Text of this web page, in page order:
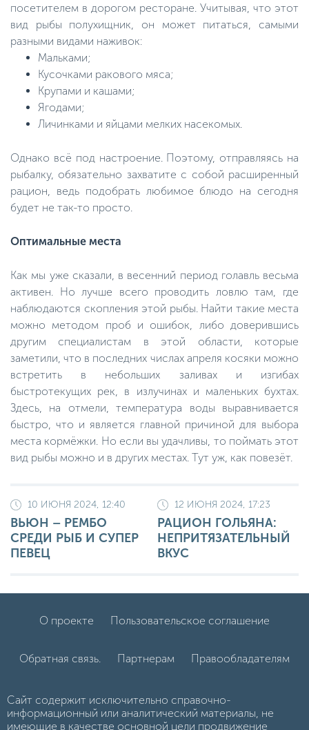
посетителем в дорогом ресторане. Учитывая, что этот
вид рыбы полухищник, он может питаться, самыми
разными видами наживок:
Мальками;
Кусочками ракового мяса;
Крупами и кашами;
Ягодами;
Личинками и яйцами мелких насекомых.
Однако всё под настроение. Поэтому, отправляясь на
рыбалку, обязательно захватите с собой расширенный
рацион, ведь подобрать любимое блюдо на сегодня
будет не так-то просто.
Оптимальные места
Как мы уже сказали, в весенний период голавль весьма
активен. Но лучше всего проводить ловлю там, где
наблюдаются скопления этой рыбы. Найти такие места
можно методом проб и ошибок, либо доверившись
другим специалистам в этой области, которые
заметили, что в последних числах апреля косяки можно
встретить в небольших заливах и изгибах
быстротекущих рек, в излучинах и маленьких бухтах.
Здесь, на отмели, температура воды выравнивается
быстро, что и является главной причиной для выбора
места кормёжки. Но если вы удачливы, то поймать этот
вид рыбы можно и в других местах. Тут уж, как повезёт.
10 ИЮНЯ 2024, 12:40
ВЬЮН – РЕМБО
СРЕДИ РЫБ И СУПЕР
ПЕВЕЦ
12 ИЮНЯ 2024, 17:23
РАЦИОН ГОЛЬЯНА:
НЕПРИТЯЗАТЕЛЬНЫЙ
ВКУС
О проекте Пользовательское соглашение
Обратная связь. Партнерам Правообладателям
Сайт содержит исключительно справочно-
информационный или аналитический материалы, не
имеющие в качестве основной цели продвижение